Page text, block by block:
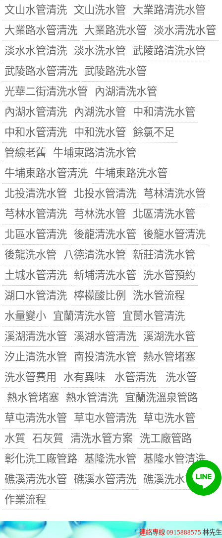
文山水管清洗
文山洗水管
大業路清洗水管
大業路水管清洗
大業路洗水管
淡水清洗水管
淡水水管清洗
淡水洗水管
武陵路清洗水管
武陵路水管清洗
武陵路洗水管
光華二街清洗水管
內湖清洗水管
內湖水管清洗
內湖洗水管
中和清洗水管
中和水管清洗
中和洗水管
餘氯不足
管線老舊
牛埔東路清洗水管
牛埔東路水管清洗
牛埔東路洗水管
北投清洗水管
北投水管清洗
芎林清洗水管
芎林水管清洗
芎林洗水管
北區清洗水管
北區水管清洗
後龍清洗水管
後龍水管清洗
後龍洗水管
八德清洗水管
新莊清洗水管
土城水管清洗
新埔清洗水管
洗水管預約
湖口水管清洗
檸檬酸比例
洗水管流程
水量變小
宜蘭清洗水管
宜蘭水管清洗
溪湖清洗水管
溪湖水管清洗
溪湖洗水管
汐止清洗水管
南投清洗水管
熱水管堵塞
洗水管費用
水有異味 水管清洗
洗水管
熱水管堵塞
熱水管清洗
宜蘭洗溫泉管路
草屯清洗水管
草屯水管清洗
草屯洗水管
水質 石灰質 清洗水管方案
洗工廠管路
彰化洗工廠管路
基隆洗水管
基隆水管清洗
礁溪清洗水管
礁溪水管清洗
礁溪洗水管
作業流程
連絡專線 0915888575 林先生